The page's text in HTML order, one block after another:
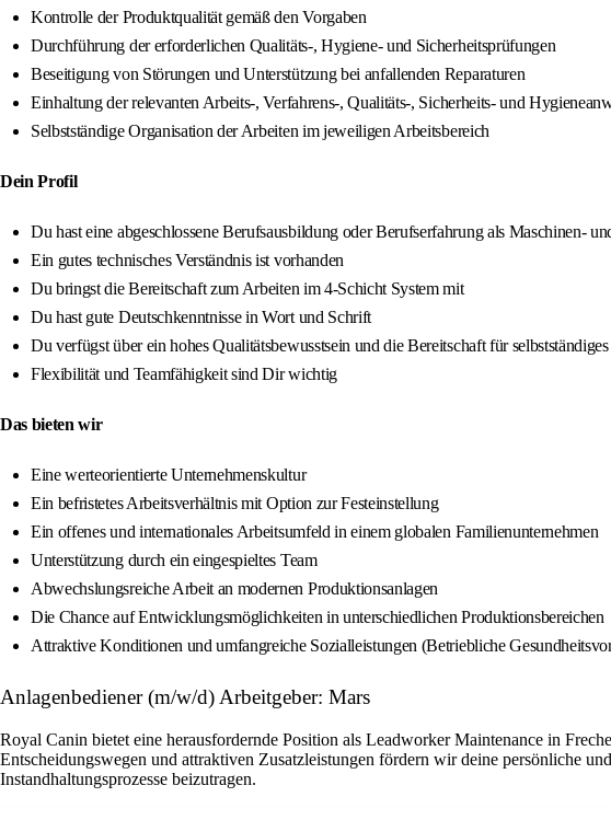
Kontrolle der Produktqualität gemäß den Vorgaben
Durchführung der erforderlichen Qualitäts-, Hygiene- und Sicherheitsprüfungen
Beseitigung von Störungen und Unterstützung bei anfallenden Reparaturen
Einhaltung der relevanten Arbeits-, Verfahrens-, Qualitäts-, Sicherheits- und
Selbstständige Organisation der Arbeiten im jeweiligen Arbeitsbereich
Dein Profil
Du hast eine abgeschlossene Berufsausbildung oder Berufserfahrung als Maschinen-
Ein gutes technisches Verständnis ist vorhanden
Du bringst die Bereitschaft zum Arbeiten im 4-Schicht System mit
Du hast gute Deutschkenntnisse in Wort und Schrift
Du verfügst über ein hohes Qualitätsbewusstsein und die Bereitschaft für
Flexibilität und Teamfähigkeit sind Dir wichtig
Das bieten wir
Eine werteorientierte Unternehmenskultur
Ein befristetes Arbeitsverhältnis mit Option zur Festeinstellung
Ein offenes und internationales Arbeitsumfeld in einem globalen Familienunternehmen
Unterstützung durch ein eingespieltes Team
Abwechslungsreiche Arbeit an modernen Produktionsanlagen
Die Chance auf Entwicklungsmöglichkeiten in unterschiedlichen Produktionsbereichen
Attraktive Konditionen und umfangreiche Sozialleistungen (Betriebliche
Anlagenbediener (m/w/d) Arbeitgeber: Mars
Royal Canin bietet eine herausfordernde Position als Leadworker Maintenance in
Entscheidungswegen und attraktiven Zusatzleistungen fördern wir deine persönliche
Instandhaltungsprozesse beizutragen.